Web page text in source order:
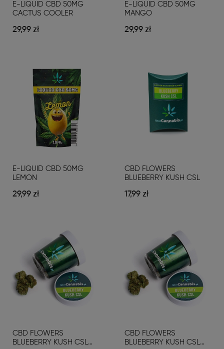
E-LIQUID CBD 50MG
CACTUS COOLER
29,99 zł
E-LIQUID CBD 50MG
MANGO
29,99 zł
E-LIQUID CBD 50MG
LEMON
29,99 zł
CBD FLOWERS
BLUEBERRY KUSH CSL
17,99 zł
CBD FLOWERS
BLUEBERRY KUSH CSL
CBD FLOWERS
BLUEBERRY KUSH CSL